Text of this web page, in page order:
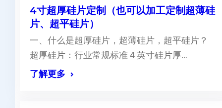
4寸超厚硅片定制（也可以加工定制超薄硅
片、超平硅片）
一、什么是超厚硅片，超薄硅片，超平硅片？
超厚硅片：行业常规标准 4 英寸硅片厚…
了解更多